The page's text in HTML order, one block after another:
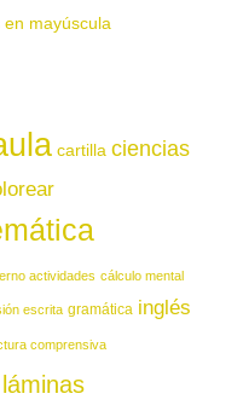
mayúscula
cartilla ciencias
actividades cálculo mental
escrita gramática inglés
comprensiva
láminas